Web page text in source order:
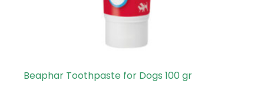
Beaphar Toothpaste for Dogs 100 gr